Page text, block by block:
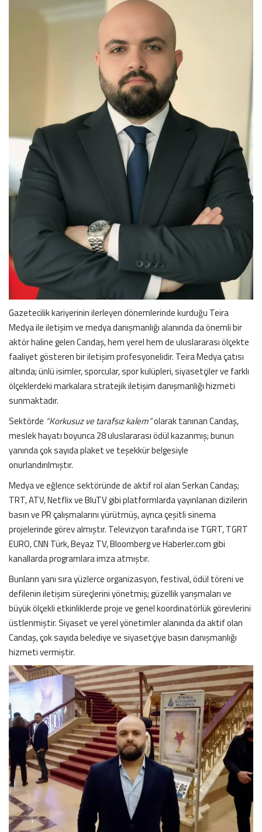
Gazetecilik kariyerinin ilerleyen dönemlerinde kurduğu Teira
Medya ile iletişim ve medya danışmanlığı alanında da önemli bir
aktör haline gelen Candaş, hem yerel hem de uluslararası ölçekte
faaliyet gösteren bir iletişim profesyonelidir. Teira Medya çatısı
altında; ünlü isimler, sporcular, spor kulüpleri, siyasetçiler ve farklı
ölçeklerdeki markalara stratejik iletişim danışmanlığı hizmeti
sunmaktadır.
Sektörde “Korkusuz ve tarafsız kalem”olarak tanınan Candaş,
meslek hayatı boyunca 28 uluslararası ödül kazanmış; bunun
yanında çok sayıda plaket ve teşekkür belgesiyle
onurlandırılmıştır.
Medya ve eğlence sektöründe de aktif rol alan Serkan Candaş;
TRT, ATV, Netflix ve BluTV gibi platformlarda yayınlanan dizilerin
basın ve PR çalışmalarını yürütmüş, ayrıca çeşitli sinema
projelerinde görev almıştır. Televizyon tarafında ise TGRT, TGRT
EURO, CNN Türk, Beyaz TV, Bloomberg ve Haberler.com gibi
kanallarda programlara imza atmıştır.
Bunların yanı sıra yüzlerce organizasyon, festival, ödül töreni ve
defilenin iletişim süreçlerini yönetmiş; güzellik yarışmaları ve
büyük ölçekli etkinliklerde proje ve genel koordinatörlük görevlerini
üstlenmiştir. Siyaset ve yerel yönetimler alanında da aktif olan
Candaş, çok sayıda belediye ve siyasetçiye basın danışmanlığı
hizmeti vermiştir.